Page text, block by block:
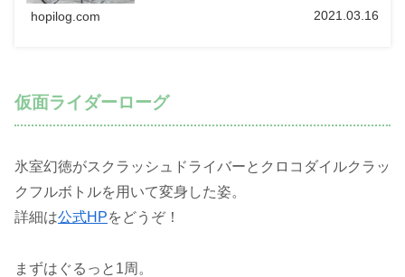
るSHODOシリーズをぜひ手に取ってみてください。 食玩
hopilog.com 2021.03.16
仮面ライダーローグ
氷室幻徳がスクラッシュドライバーとクロコダイルクラッ
クフルボトルを用いて変身した姿。
詳細は公式HPをどうぞ！
まずはぐるっと1周。